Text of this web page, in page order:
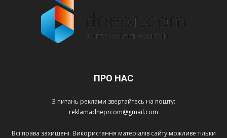
ПРО НАС
З питань реклами звертайтесь на пошту:
reklamadneprcom@gmail.com
Всі права захищені. Використання матеріалів сайту можливе тільки